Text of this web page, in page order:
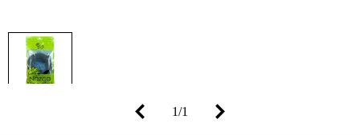
1/1